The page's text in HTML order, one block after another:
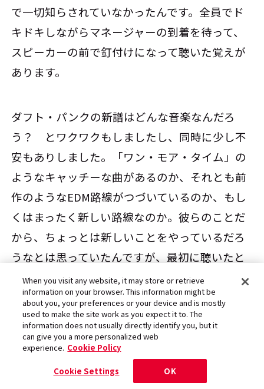
で一切知らされていなかったんです。全員でド
キドキしながらマネージャーの到着を待って、
スピーカーの前で釘付けになって聴いた覚えが
あります。
ダフト・パンクの新譜はどんな音楽なんだろ
う？ とワクワクもしましたし、同時に少し不
安もありしました。「ワン・モア・タイム」の
ようなキャッチーな曲があるのか、それとも前
作のようなEDM路線がつづいているのか、もし
くはまったく新しい路線なのか。彼らのことだ
から、ちょっとは新しいことをやっているだろ
うなとは思っていたんですが、最初に聴いたと
きの率直な感想は“衝撃”でしたね。
──どのような衝撃でしたか？
まず初めに、これは玄人受けするアルバムだろ
When you visit any website, it may store or retrieve
information on your browser. This information might be
about you, your preferences or your device and is mostly
used to make the site work as you expect it to. The
information does not usually directly identify you, but it
can give you a more personalized web
experience. Cookie Policy
Cookie Settings OK